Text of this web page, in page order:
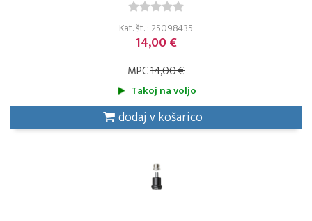
Kat. št. : 25098435
14,00 €
MPC14,00 €
Takoj na voljo
dodaj v košarico